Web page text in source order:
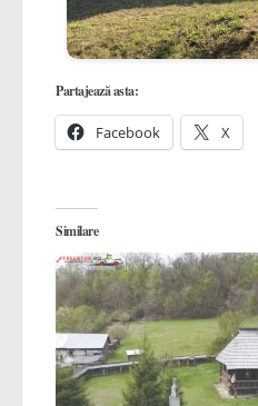
Partajează asta:
Facebook X
Similare